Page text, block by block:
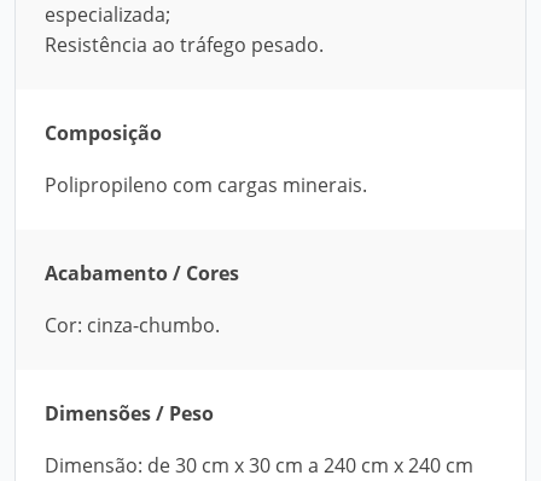
especializada;
Resistência ao tráfego pesado.
Composição
Polipropileno com cargas minerais.
Acabamento / Cores
Cor: cinza-chumbo.
Dimensões / Peso
Dimensão: de 30 cm x 30 cm a 240 cm x 240 cm